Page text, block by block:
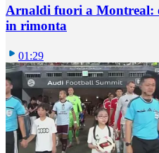
Arnaldi fuori a Montreal:
in rimonta
01:29